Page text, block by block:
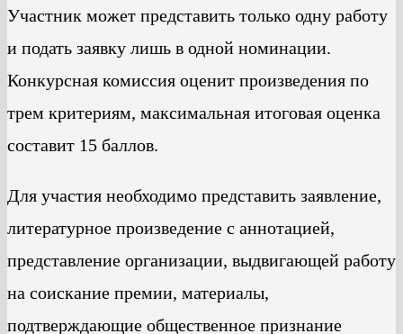
Участник может представить только одну работу
и подать заявку лишь в одной номинации.
Конкурсная комиссия оценит произведения по
трем критериям, максимальная итоговая оценка
составит 15 баллов.
Для участия необходимо представить заявление,
литературное произведение с аннотацией,
представление организации, выдвигающей работу
на соискание премии, материалы,
подтверждающие общественное признание